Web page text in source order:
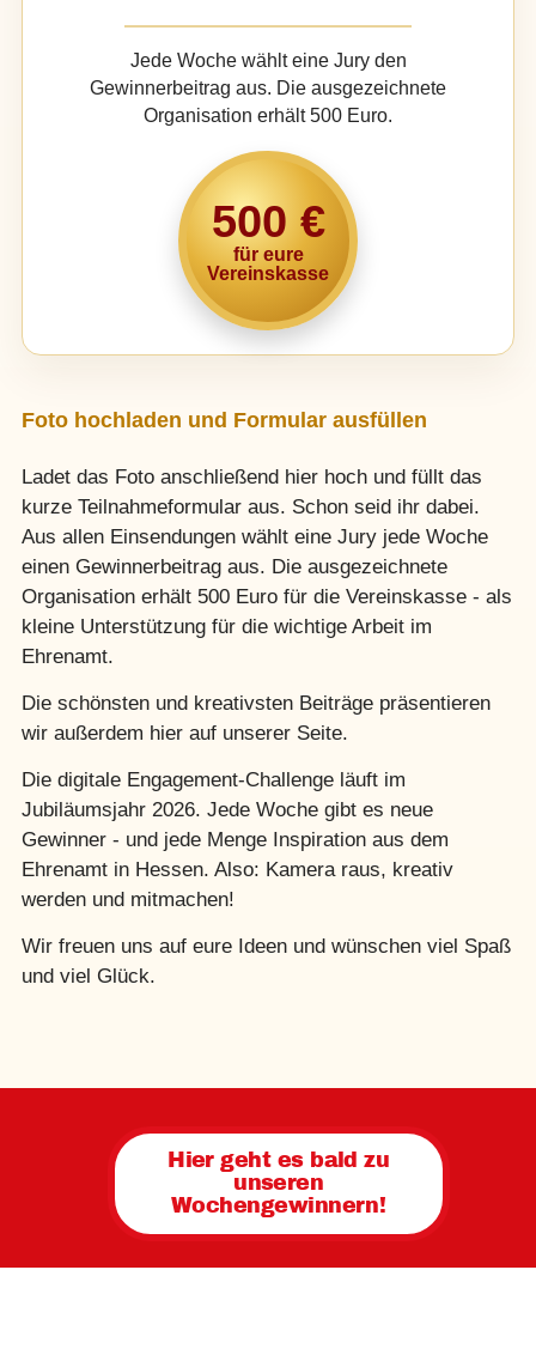
Jede Woche wählt eine Jury den
Gewinnerbeitrag aus. Die ausgezeichnete
Organisation erhält 500 Euro.
500 €
für eure
Vereinskasse
Foto hochladen und Formular ausfüllen
Ladet das Foto anschließend hier hoch und füllt das
kurze Teilnahmeformular aus. Schon seid ihr dabei.
Aus allen Einsendungen wählt eine Jury jede Woche
einen Gewinnerbeitrag aus. Die ausgezeichnete
Organisation erhält 500 Euro für die Vereinskasse - als
kleine Unterstützung für die wichtige Arbeit im
Ehrenamt.
Die schönsten und kreativsten Beiträge präsentieren
wir außerdem hier auf unserer Seite.
Die digitale Engagement-Challenge läuft im
Jubiläumsjahr 2026. Jede Woche gibt es neue
Gewinner - und jede Menge Inspiration aus dem
Ehrenamt in Hessen. Also: Kamera raus, kreativ
werden und mitmachen!
Wir freuen uns auf eure Ideen und wünschen viel Spaß
und viel Glück.
Hier geht es bald zu
unseren
Wochengewinnern!